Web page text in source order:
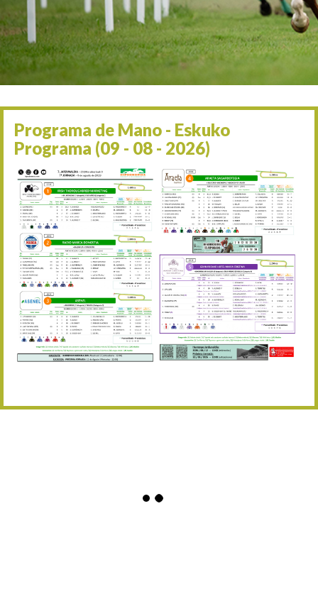
06/09 17:30 Irailaren 6a / 6 de
13/09 17:30 Irailaren 13a / 13 de
30/09 11:30 Irailaren 30a / 30 de
11/06 11:30
05/07 11:30 Uztailaren 5a / 5 de julio
12/07 11:30 Uztailaren 12a / 12 de
19/07 11:30 Uztailaren 19a / 19 de
25/07 11:30 Uztailaren 25a / 25 de
02/08 17:30 Abuztuaren 2a / 2 de
09/08 17:30 Abuztuaren 9a / 9 de
12/08 12:24 Abuztaren 12a / 12 de
15/08 17:05 Abuztuaren 15a / 15 de
30/08 17:30 Abuztuaren 30a / 30 de
13/09 17:30
Programa de Mano - Eskuko
Programa (09 - 08 - 2026)